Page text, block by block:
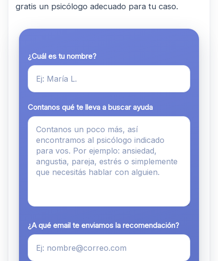
gratis un psicólogo adecuado para tu caso.
¿Cuál es tu nombre?
Contanos qué te lleva a buscar ayuda
¿A qué email te enviamos la recomendación?